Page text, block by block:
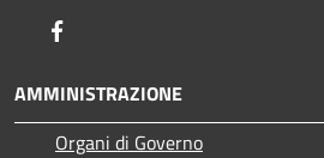
AMMINISTRAZIONE
Organi di Governo